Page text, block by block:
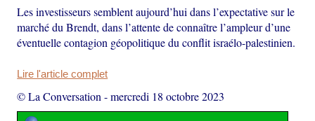
Les investisseurs semblent aujourd’hui dans l’expectative sur le
marché du Brendt, dans l’attente de connaître l’ampleur d’une
éventuelle contagion géopolitique du conflit israélo-palestinien.
Lire l'article complet
© La Conversation -mercredi 18 octobre 2023